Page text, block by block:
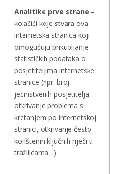
Analitike prve strane –
kolačići koje stvara ova
internetska stranica koji
omogućuju prikupljanje
statističkih podataka o
posjetiteljima internetske
stranice (npr. broj
jedinstvenih posjetitelja,
otkrivanje problema s
kretanjem po internetskoj
stranici, otkrivanje često
korištenih ključnih riječi u
tražilicama…)